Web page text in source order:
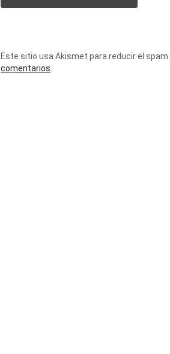
Este sitio usa Akismet para reducir el spam.
comentarios.